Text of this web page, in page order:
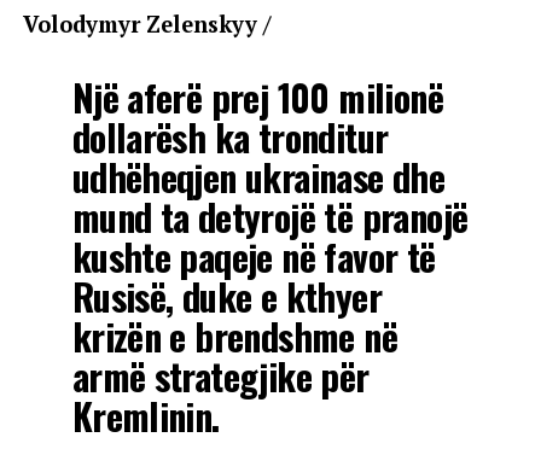
Volodymyr Zelenskyy /
Një aferë prej 100 milionë
dollarësh ka tronditur
udhëheqjen ukrainase dhe
mund ta detyrojë të pranojë
kushte paqeje në favor të
Rusisë, duke e kthyer
krizën e brendshme në
armë strategjike për
Kremlinin.